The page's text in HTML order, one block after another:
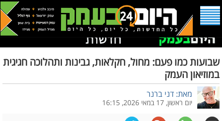
שבועות כמו פעם: מחול, חקלאות, גבינות ותהלוכה חגיגית
במוזיאון העמק
מאת: דני ברנר
יום ראשון, 17 במאי 2026, 16:15